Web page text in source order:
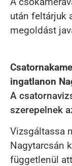
után feltárjuk
megoldást
ingatlanon
A
szerepelnek
Vizsgáltassa
Nagytarcsán
függetlenül